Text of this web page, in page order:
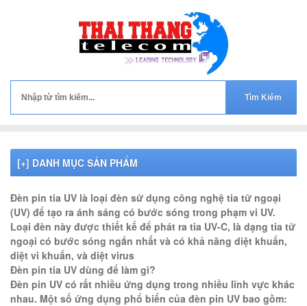
[+] DANH MỤC SẢN PHẨM
Đèn pin tia UV là loại đèn sử dụng công nghệ tia tử ngoại
(UV) để tạo ra ánh sáng có bước sóng trong phạm vi UV.
Loại đèn này được thiết kế để phát ra tia UV-C, là dạng tia tử
ngoại có bước sóng ngắn nhất và có khả năng diệt khuẩn,
diệt vi khuẩn, và diệt virus
Đèn pin tia UV dùng để làm gì?
Đèn pin UV có rất nhiều ứng dụng trong nhiều lĩnh vực khác
nhau. Một số ứng dụng phổ biến của đèn pin UV bao gồm: